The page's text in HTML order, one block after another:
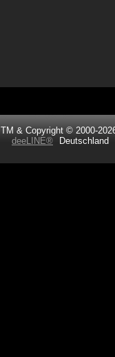
TM & Copyright © 2000-
deeLINE®
Deutschland